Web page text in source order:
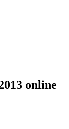
online